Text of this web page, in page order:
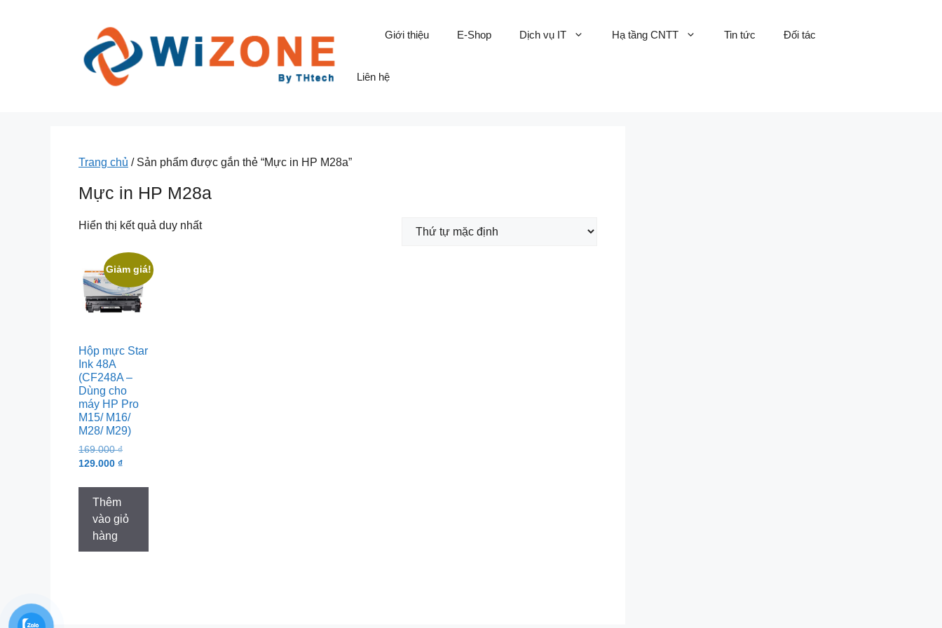
Giới thiệu E-Shop Dịch vụ IT Hạ tầng CNTT Tin tức Đối tác
Liên hệ
Trang chủ / Sản phẩm được gắn thẻ “Mực in HP M28a”
Mực in HP M28a
Hiển thị kết quả duy nhất
Giảm giá!
Hộp mực Star
Ink 48A
(CF248A –
Dùng cho
máy HP Pro
M15/ M16/
M28/ M29)
169.000₫Original
price
129.000 ₫Current
Thêm
vào giỏ
hàng